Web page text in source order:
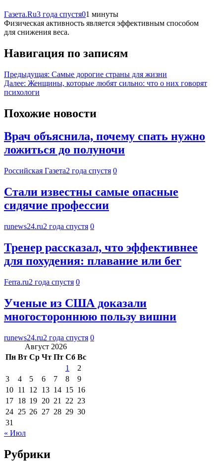
Газета.Ru3 года спустя01 минуты
Физическая активность является эффективным способом
для снижения веса.
Навигация по записям
Предыдущая: Самые дорогие страны для жизни
Далее: Женщины, которые любят сильно: что о них говорят
психологи
Похожие новости
Врач объяснила, почему спать нужно
ложиться до полуночи
Российская Газета2 года спустя 0
Стали известны самые опасные
сидячие профессии
runews24.ru2 года спустя 0
Тренер рассказал, что эффективнее
для похудения: плавание или бег
Ferra.ru2 года спустя 0
Ученые из США доказали
многостороннюю пользу вишни
runews24.ru2 года спустя 0
Август 2026
Пн Вт Ср Чт Пт Сб Вс
1
2
3
4 5 6 7 8
9
10 11 12 13 14 15 16
17 18 19 20 21 22 23
24 25 26 27 28 29 30
31
« Июл
Рубрики